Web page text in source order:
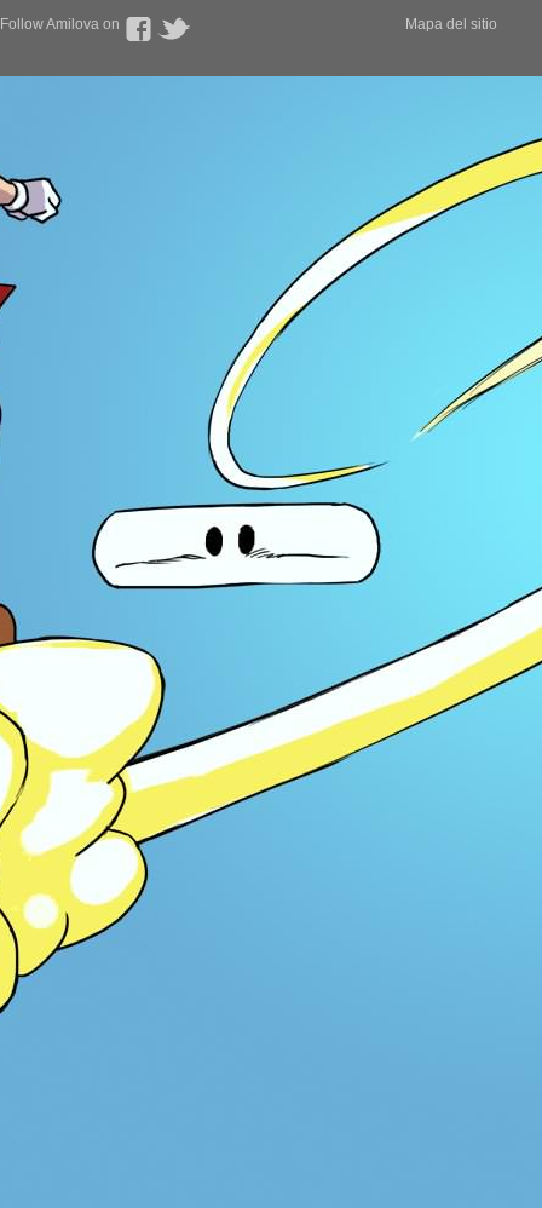
Follow Amilova on Mapa del sitio